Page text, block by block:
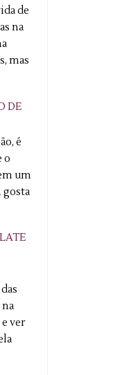
de
na
mas
DE
é
o
um
gosta
ver